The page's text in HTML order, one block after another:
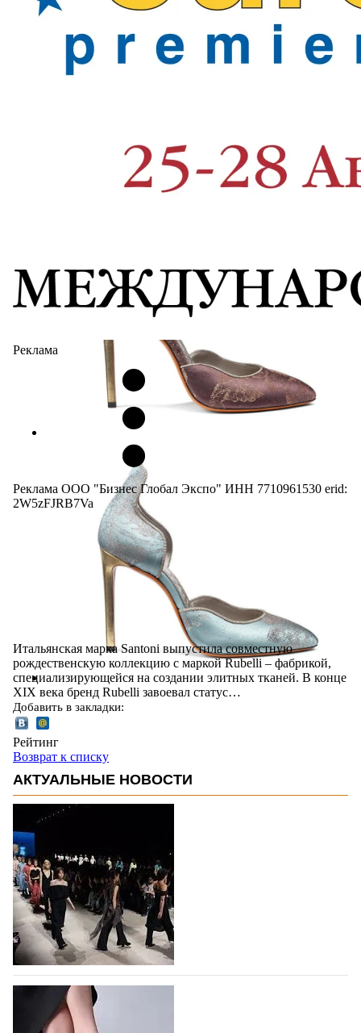
Реклама
Реклама ООО "Бизнес Глобал Экспо" ИНН 7710961530 erid:
2W5zFJRB7Va
Итальянская марка Santoni выпустила совместную
рождественскую коллекцию с маркой Rubelli – фабрикой,
специализирующейся на создании элитных тканей. В конце
XIX века бренд Rubelli завоевал статус…
Добавить в закладки:
Рейтинг
Возврат к списку
АКТУАЛЬНЫЕ НОВОСТИ
На участие в Московской неделе моды
подано 1047 заявок